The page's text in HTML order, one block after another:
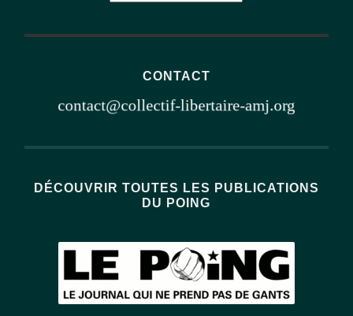
CONTACT
DÉCOUVRIR TOUTES LES PUBLICATIONS
DU POING